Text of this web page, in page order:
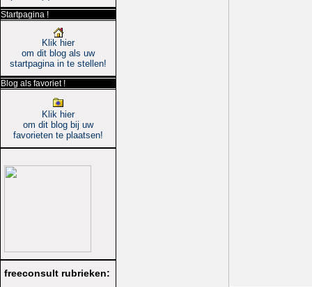
Startpagina !
Klik hier
om dit blog als uw
startpagina in te stellen!
Blog als favoriet !
Klik hier
om dit blog bij uw
favorieten te plaatsen!
freeconsult rubrieken: